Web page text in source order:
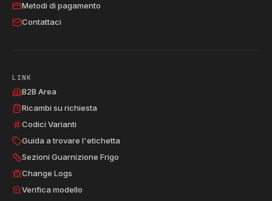
Metodi di pagamento
Contattaci
LINK
B2B Area
Ricambi su richiesta
Codici Varianti
Guida a trovare l'etichetta
Sezioni Guarnizione Frigo
Change Logs
Verifica modello